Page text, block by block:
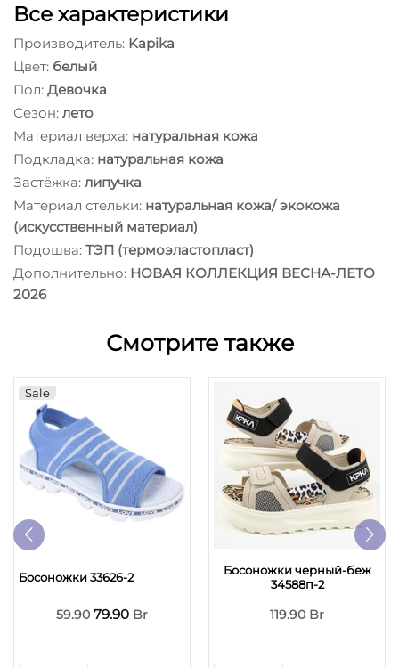
Все характеристики
Производитель: Kapika
Цвет: белый
Пол: Девочка
Сезон: лето
Материал верха: натуральная кожа
Подкладка: натуральная кожа
Застёжка: липучка
Материал стельки: натуральная кожа/ экокожа
(искусственный материал)
Подошва: ТЭП (термоэластопласт)
Дополнительно: НОВАЯ КОЛЛЕКЦИЯ ВЕСНА-ЛЕТО
2026
Смотрите также
Sale
Босоножки 33626-2
59.90 79.90 Br
Босоножки черный-беж
34588п-2
119.90 Br